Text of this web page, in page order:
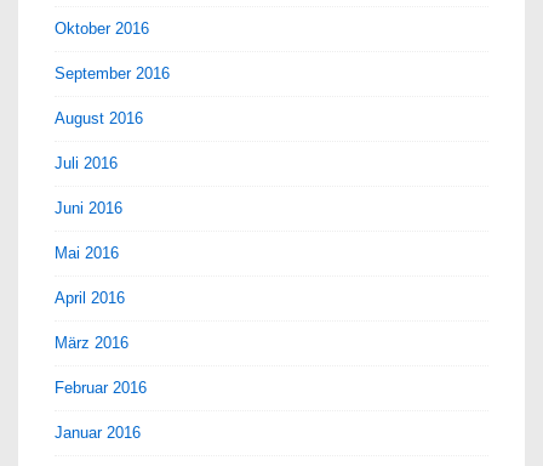
Oktober 2016
September 2016
August 2016
Juli 2016
Juni 2016
Mai 2016
April 2016
März 2016
Februar 2016
Januar 2016